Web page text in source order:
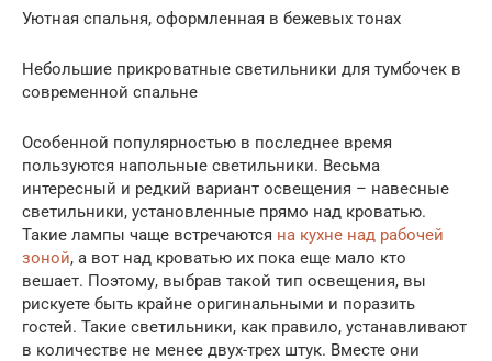
Уютная спальня, оформленная в бежевых тонах
Небольшие прикроватные светильники для тумбочек в
современной спальне
Особенной популярностью в последнее время
пользуются напольные светильники. Весьма
интересный и редкий вариант освещения – навесные
светильники, установленные прямо над кроватью.
Такие лампы чаще встречаются на кухне над рабочей
зоной, а вот над кроватью их пока еще мало кто
вешает. Поэтому, выбрав такой тип освещения, вы
рискуете быть крайне оригинальными и поразить
гостей. Такие светильники, как правило, устанавливают
в количестве не менее двух-трех штук. Вместе они